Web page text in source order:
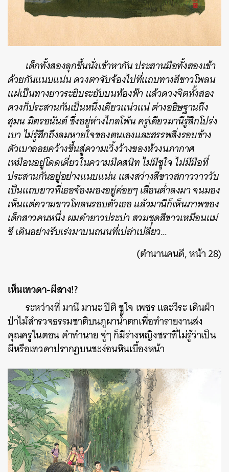
เด็กทั้งสองลุกขึ้นนั่งเข้าหากัน ประสานมือทั้งสองเข้า
ด้วยกันแนบแน่น ดวงตาจับจ้องไปที่แถบทางสีขาวโพลน
แผ่เป็นทางยาวระยิบระยับบนท้องฟ้า แล้วดวงจิตทั้งสอง
ดวงก็ประสานกันเป็นหนึ่งเดียวแน่วแน่ ต่างอธิษฐานถึง
สุมน มิตรอนันต์ ซึ่งอยู่ห่างไกลโพ้น ครู่เดียวมานีรู้สึกโปร่ง
เบา ไม่รู้สึกถึงลมหายใจของตนเองและสรรพสิ่งรอบข้าง
ตัวเบาลอยคว้างขึ้นสู่ความเวิ้งว้างของห้วงนภากาศ
เหมือนอยู่โดดเดี่ยวในความมืดสนิท ไม่มีชูใจ ไม่มีมือที่
ประสานกันอยู่อย่างแนบแน่น แสงสว่างสีขาวสกาววาววับ
เป็นแถบยาวที่เธอจ้องมองอยู่ค่อยๆ เลื่อนต่ำลงมา จนมอง
เห็นแต่ความขาวโพลนรอบตัวเธอ แล้วมานีก็เห็นภาพของ
เด็กสาวคนหนึ่ง ผมดำยาวประบ่า สวมชุดสีขาวเหมือนแม่
ชี เดินอย่างรีบเร่งมาบนถนนที่เปล่าเปลี่ยว…
(ตำนานคนดี, หน้า 28)
เห็นเทวดา-ผีสาง!?
ระหว่างที่ มานี มานะ ปิติ ชูใจ เพชร และวีระ เดินฝ่า
ป่าไม้สำรวจธรรมชาติบนภูผาน้ำตกเพื่อทำรายงานส่ง
คุณครูในตอน คำทำนาย จู่ๆ ก็มีร่างหญิงชราที่ไม่รู้ว่าเป็น
ผีหรือเทวดาปรากฏบนชะง่อนหินเบื้องหน้า